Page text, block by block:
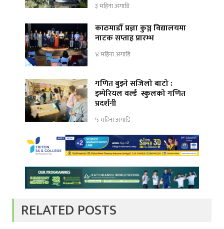
३ महिना अगाडि
काठमाडौँ प्रज्ञा कुञ्ज विद्यालयमा
नाटक सप्ताह प्रारम्भ
४ महिना अगाडि
गणित बुझ्ने सजिलो बाटो :
इम्पेरियल वर्ल्ड स्कुलको गणित
प्रदर्शनी
५ महिना अगाडि
RELATED POSTS